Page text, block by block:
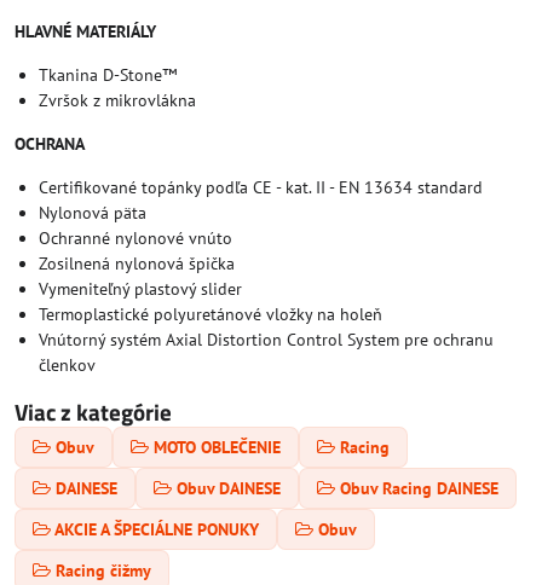
HLAVNÉ MATERIÁLY
Tkanina D-Stone™
Zvršok z mikrovlákna
OCHRANA
Certifikované topánky podľa CE - kat. II - EN 13634 standard
Nylonová päta
Ochranné nylonové vnúto
Zosilnená nylonová špička
Vymeniteľný plastový slider
Termoplastické polyuretánové vložky na holeň
Vnútorný systém Axial Distortion Control System pre ochranu
členkov
Viac z kategórie
Obuv MOTO OBLEČENIE
Racing
DAINESE
Obuv DAINESE
Obuv Racing DAINESE
AKCIE A ŠPECIÁLNE PONUKY
Obuv
Racing čižmy